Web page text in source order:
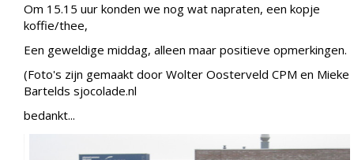
Om 15.15 uur konden we nog wat napraten, een kopje
koffie/thee,
Een geweldige middag, alleen maar positieve opmerkingen.
(Foto's zijn gemaakt door Wolter Oosterveld CPM en Mieke
Bartelds sjocolade.nl
bedankt...